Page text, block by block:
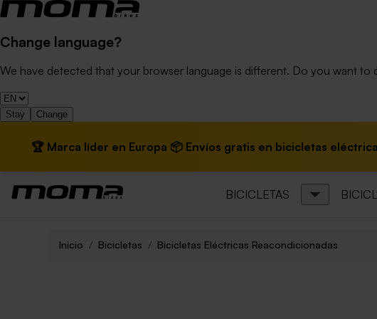
Change language?
We have detected that your browser language is different. Do you want to
Stay Change
líder en Europa 📦 Envíos gratis en bicicletas eléctricas
BICICLETAS
Inicio Bicicletas Bicicletas Eléctricas Reacondicionadas